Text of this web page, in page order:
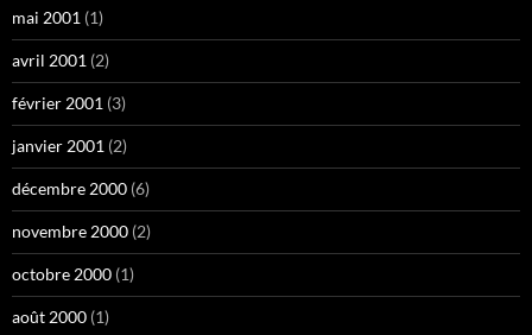
mai 2001 (1)
avril 2001 (2)
février 2001 (3)
janvier 2001 (2)
décembre 2000 (6)
novembre 2000 (2)
octobre 2000 (1)
août 2000 (1)